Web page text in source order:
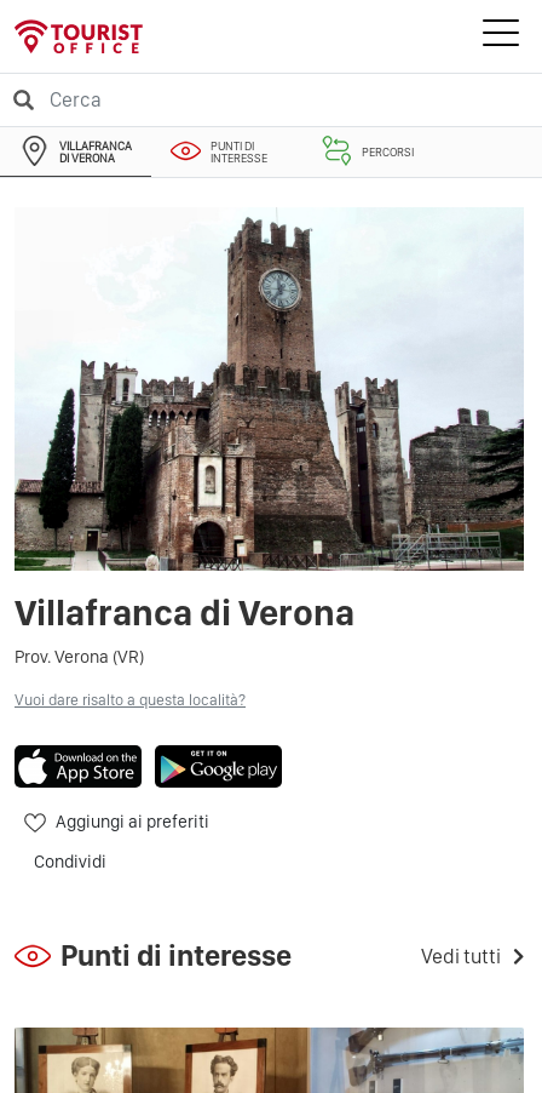
VILLAFRANCA
DI VERONA
PUNTI DI
INTERESSE
PERCORSI
Villafranca di Verona
Prov. Verona (VR)
Vuoi dare risalto a questa località?
Aggiungi ai preferiti
Condividi
Punti di interesse Vedi tutti